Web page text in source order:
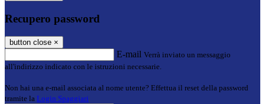
Recupero password
button close ×
E-mail Verrà inviato un messaggio
all'indirizzo indicato con le istruzioni necessarie.
Non hai una e-mail associata al nome utente? Effettua il reset della password
tramite la Login Spaggiari